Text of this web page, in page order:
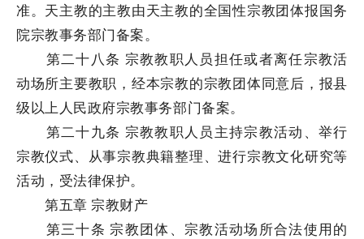
准。天主教的主教由天主教的全国性宗教团体报国务
院宗教事务部门备案。
第二十八条 宗教教职人员担任或者离任宗教活
动场所主要教职，经本宗教的宗教团体同意后，报县
级以上人民政府宗教事务部门备案。
第二十九条 宗教教职人员主持宗教活动、举行
宗教仪式、从事宗教典籍整理、进行宗教文化研究等
活动，受法律保护。
第五章 宗教财产
第三十条 宗教团体、宗教活动场所合法使用的